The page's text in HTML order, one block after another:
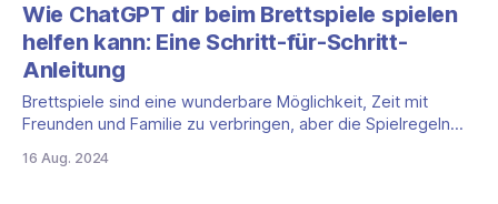
Wie ChatGPT dir beim Brettspiele spielen
helfen kann: Eine Schritt-für-Schritt-
Anleitung
Brettspiele sind eine wunderbare Möglichkeit, Zeit mit
Freunden und Familie zu verbringen, aber die Spielregeln
bei komplexen Spielen tauchen oft Fragen auf, die das
16 Aug. 2024